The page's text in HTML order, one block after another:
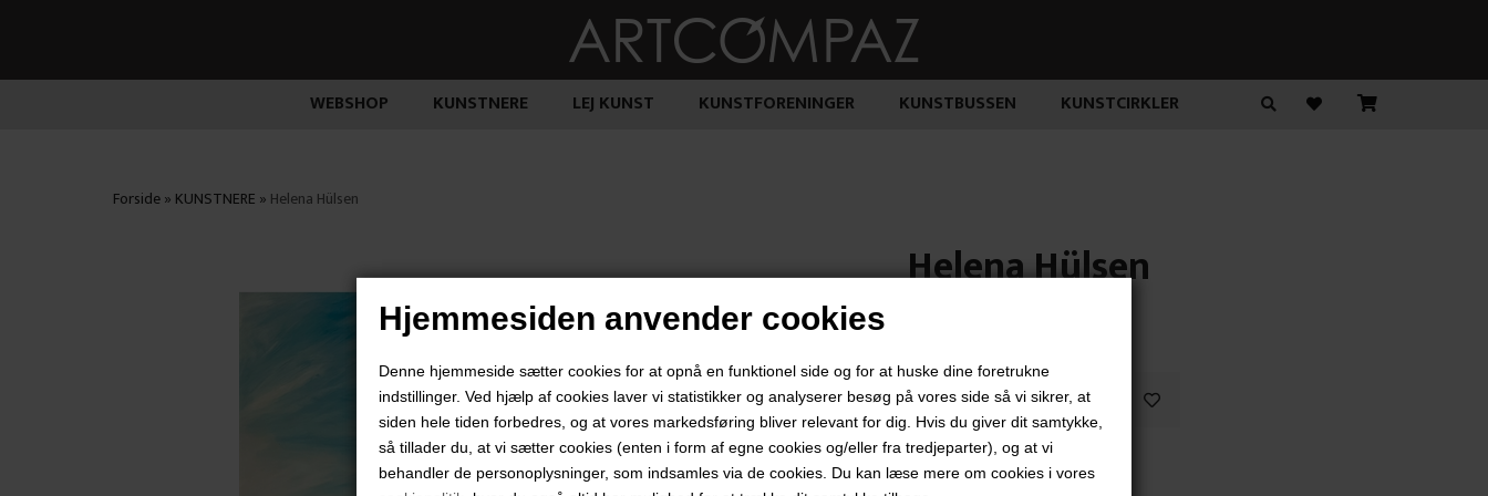
Hjemmesiden anvender cookies
Denne hjemmeside sætter cookies for at opnå en funktionel side og for at huske dine foretrukne
indstillinger. Ved hjælp af cookies laver vi statistikker og analyserer besøg på vores side så vi sikrer, at
siden hele tiden forbedres, og at vores markedsføring bliver relevant for dig. Hvis du giver dit samtykke,
så tillader du, at vi sætter cookies (enten i form af egne cookies og/eller fra tredjeparter), og at vi
behandler de personoplysninger, som indsamles via de cookies. Du kan læse mere om cookies i vores
WEBSHOP KUNSTNERE LEJ KUNST KUNSTFORENINGER KUNSTBUSSEN KUNSTCIRKLER
Forside» KUNSTNERE » Helena Hülsen
Helena Hülsen
"White Flag"